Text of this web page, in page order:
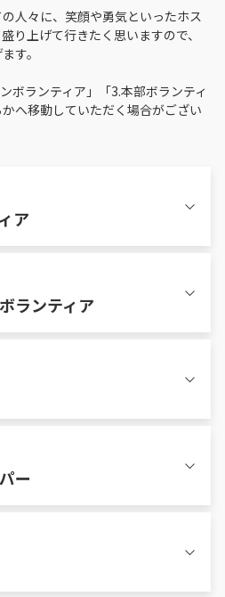
人々に、笑顔や勇気といったホス
り上げて行きたく思いますので、
す。
ボランティア」「3.本部ボランティ
へ移動していただく場合がござい
ア
ランティア
ー